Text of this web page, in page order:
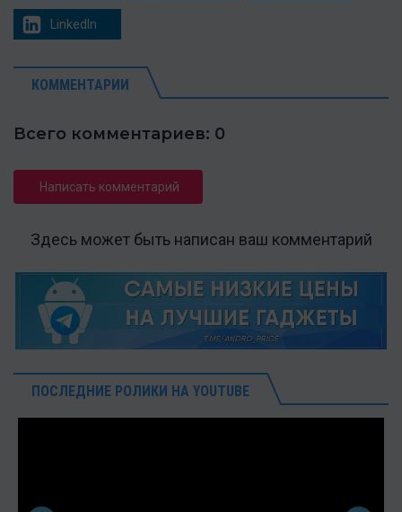
LinkedIn
КОММЕНТАРИИ
Всего комментариев: 0
Написать комментарий
Здесь может быть написан ваш комментарий
ПОСЛЕДНИЕ РОЛИКИ НА YOUTUBE